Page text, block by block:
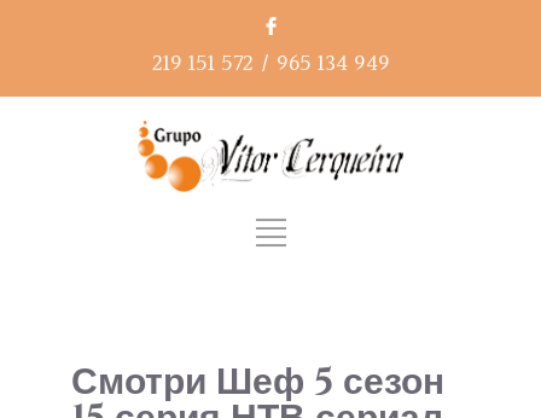
219 151 572 / 965 134 949
Смотри Шеф 5 сезон